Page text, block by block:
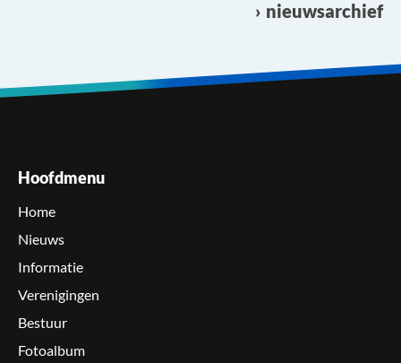
nieuwsarchief
Hoofdmenu
Home
Nieuws
Informatie
Verenigingen
Bestuur
Fotoalbum